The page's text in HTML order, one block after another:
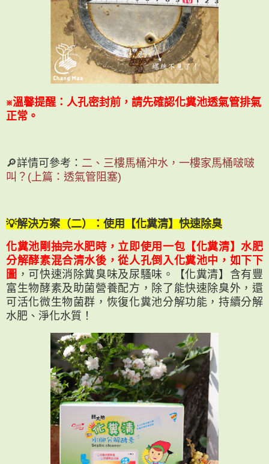
※溫馨提醒：人孔密封前，請先確認化糞池透氣管排氣
正常。
🔎詳情可參考： 二、三樓馬桶沖水，一樓家馬桶啵啵
叫？(上篇：透氣管阻塞)
💡解決方案（二）：使用【化糞清】快速除臭
化糞池剛抽完水肥時，立即使用一包【化糞清】水肥
分解酵素混合清水後，從人孔倒入化糞池中，如下下
圖 ，可快速消除糞臭味及尿騷味。【化糞清】含有豐
富生物酵素及助菌營養配方，除了能快速除臭外，還
可活化微生物菌群，恢復化糞池分解功能，持續分解
水肥、淨化水質！